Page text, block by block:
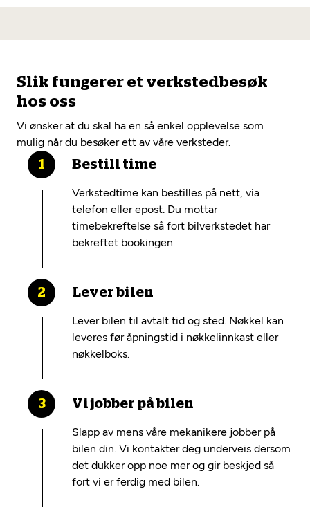
Slik fungerer et verkstedbesøk
hos oss
Vi ønsker at du skal ha en så enkel opplevelse som
mulig når du besøker ett av våre verksteder.
Bestill time
Verkstedtime kan bestilles på nett, via
telefon eller epost. Du mottar
timebekreftelse så fort bilverkstedet har
bekreftet bookingen.
Lever bilen
Lever bilen til avtalt tid og sted. Nøkkel kan
leveres før åpningstid i nøkkelinnkast eller
nøkkelboks.
Vi jobber på bilen
Slapp av mens våre mekanikere jobber på
bilen din. Vi kontakter deg underveis dersom
det dukker opp noe mer og gir beskjed så
fort vi er ferdig med bilen.